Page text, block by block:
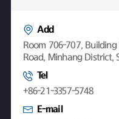
Add
Room 706-707,
Road, Minhang District,
Tel
+86-21-3357-5748
E-mail